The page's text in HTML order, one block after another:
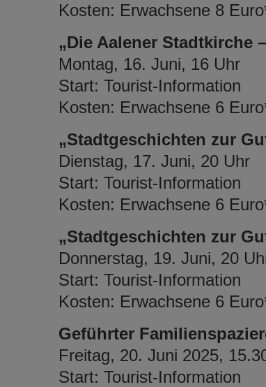
Kosten: Erwachsene 8
„Die Aalener Stadtkirche
Montag, 16. Juni, 16 Uhr
Start: Tourist-Information
Kosten: Erwachsene 6
„Stadtgeschichten zur
Dienstag, 17. Juni, 20 Uhr
Start: Tourist-Information
Kosten: Erwachsene 6
„Stadtgeschichten zur
Donnerstag, 19. Juni, 20
Start: Tourist-Information
Kosten: Erwachsene 6
Geführter
Freitag, 20. Juni 2025,
Start: Tourist-Information